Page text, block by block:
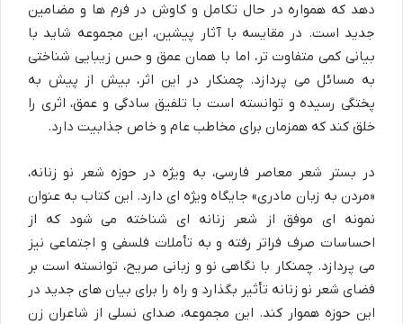
دهد که همواره در حال تکامل و کاوش در فرم ها و مضامین
جدید است. در مقایسه با آثار پیشین، این مجموعه شاید با
بیانی کمی متفاوت تر، اما با همان عمق و حس زیبایی شناختی
به مسائل می پردازد. چمنکار در این اثر، بیش از پیش به
پختگی رسیده و توانسته است با تلفیق سادگی و عمق، اثری را
خلق کند که همزمان برای مخاطب عام و خاص جذابیت دارد.
در بستر شعر معاصر فارسی، به ویژه در حوزه شعر نو زنانه،
«مردن به زبان مادری» جایگاه ویژه ای دارد. این کتاب به عنوان
نمونه ای موفق از شعر زنانه ای شناخته می شود که از
احساسات صرف فراتر رفته و به تأملات فلسفی و اجتماعی نیز
می پردازد. چمنکار با نگاهی نو و زبانی صریح، توانسته است بر
فضای شعر نو زنانه تأثیر بگذارد و راه را برای بیان های جدید در
این حوزه هموار کند. این مجموعه، صدای نسلی از شاعران زن